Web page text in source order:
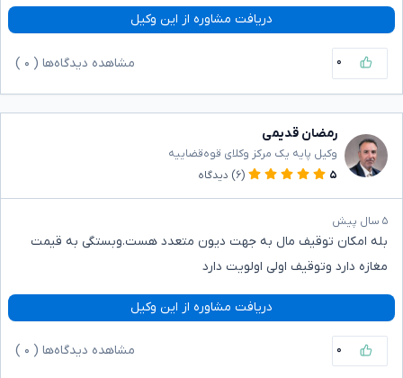
دریافت مشاوره از این وکیل
۰ مشاهده دیدگاه‌ها ( ۰
رمضان قدیمی
وکیل پایه یک مرکز وکلای قوه‌قضاییه
۵
(۶) دیدگاه
۵ سال پیش
بله امکان توقیف مال به جهت دیون متعدد هست.وبستگی به قیمت
مغازه دارد وتوقیف اولی اولویت دارد
دریافت مشاوره از این وکیل
۰ مشاهده دیدگاه‌ها ( ۰